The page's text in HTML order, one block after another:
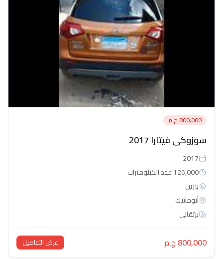
800,000 ج.م
سوزوكى فيتارا 2017
2017
126,000 عدد الكيلومترات
بنزين
أتوماتيك‎
برتقالى
800,000 ج.م عرض التفاصيل